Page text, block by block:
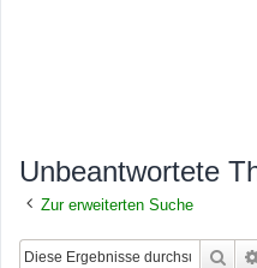
Unbeantwortete
Zur erweiterten Suche